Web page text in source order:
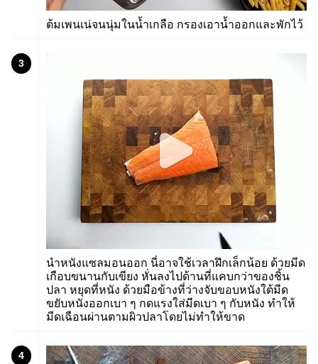
ต้มเพนเน่จนนุ่มในน้ำเกลือ กรองเอาน้ำออกและพักไว้
3
นำหนังแซลมอนออก นี่อาจใช้เวลาฝึกเล็กน้อย ด้วยมีด
เกือบขนานกับเขียง หั่นลงไปด้านที่แคบกว่าของชิ้น
ปลา หยุดที่หนัง ด้วยมือข้างที่ว่างจับขอบหนังใต้มีด
ขยับหนังออกเบา ๆ กดแรงใส่มีดเบา ๆ กับหนัง ทำให้
มีดเฉือนผ่านตามผิวปลาโดยไม่ทำให้ขาด
4